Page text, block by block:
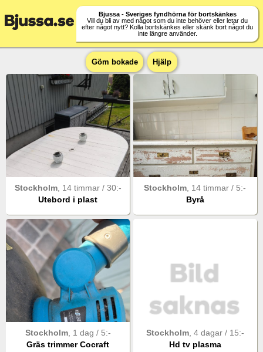
Bjussa - Sveriges fyndhörna för bortskänkes
Vill du bli av med något som du inte behöver eller letar du
efter något nytt? Kolla bortskänkes eller skänk bort något du
inte längre använder.
Göm bokade Hjälp
Stockholm, 14 timmar / 30:-
Utebord i plast
Stockholm, 14 timmar/ 5:-
Byrå
Stockholm, 1 dag / 5:-
Gräs trimmer Cocraft
Stockholm, 4 dagar / 15:-
Hd tv plasma